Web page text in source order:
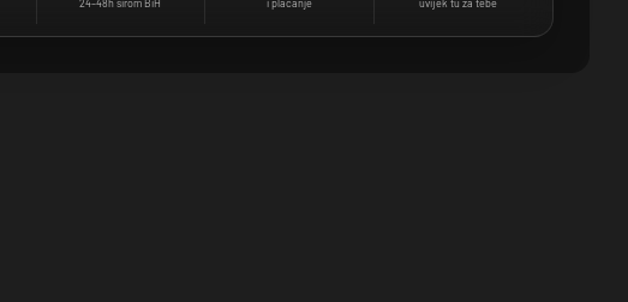
24–48h širom BiH i plaćanje uvijek tu za tebe